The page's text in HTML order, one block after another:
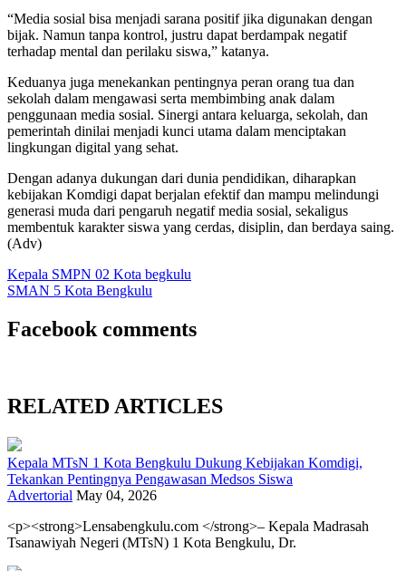
“Media sosial bisa menjadi sarana positif jika digunakan dengan
bijak. Namun tanpa kontrol, justru dapat berdampak negatif
terhadap mental dan perilaku siswa,” katanya.
Keduanya juga menekankan pentingnya peran orang tua dan
sekolah dalam mengawasi serta membimbing anak dalam
penggunaan media sosial. Sinergi antara keluarga, sekolah, dan
pemerintah dinilai menjadi kunci utama dalam menciptakan
lingkungan digital yang sehat.
Dengan adanya dukungan dari dunia pendidikan, diharapkan
kebijakan Komdigi dapat berjalan efektif dan mampu melindungi
generasi muda dari pengaruh negatif media sosial, sekaligus
membentuk karakter siswa yang cerdas, disiplin, dan berdaya saing.
(Adv)
Kepala SMPN 02 Kota begkulu
SMAN 5 Kota Bengkulu
Facebook comments
RELATED ARTICLES
Kepala MTsN 1 Kota Bengkulu Dukung Kebijakan Komdigi,
Tekankan Pentingnya Pengawasan Medsos Siswa
Advertorial May 04, 2026
<p><strong>Lensabengkulu.com </strong>– Kepala Madrasah
Tsanawiyah Negeri (MTsN) 1 Kota Bengkulu, Dr.